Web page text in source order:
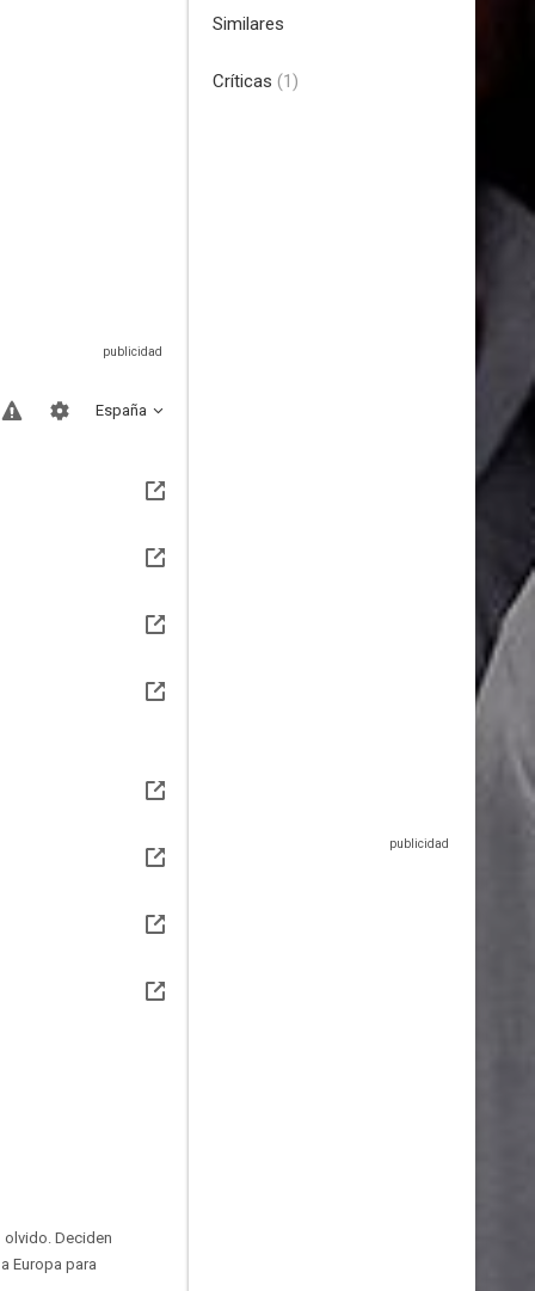
España
olvido. Deciden
Europa para
Similares
Críticas (1)